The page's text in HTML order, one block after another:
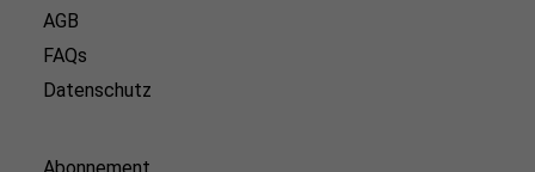
AGB
FAQs
Datenschutz